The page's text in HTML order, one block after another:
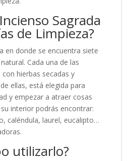
Sagrada
de Limpieza?
en donde se encuentra siete
Cada una de las
hierbas secadas y
ellas, está elegida para
y empezar a atraer cosas
interior podrás encontrar:
caléndula, laurel, eucalipto…
utilizarlo?